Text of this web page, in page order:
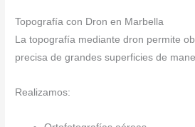
Topografía con Dron en Marbella
La topografía mediante dron permite
precisa de grandes superficies de
Realizamos: